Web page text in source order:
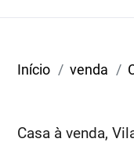
Início venda
Casa à venda,